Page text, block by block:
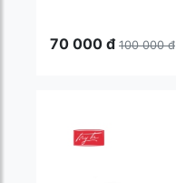
70 000 đ 100 000đ